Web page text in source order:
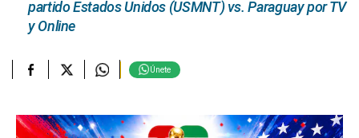
partido Estados Unidos (USMNT) vs. Paraguay por TV
y Online
Únete